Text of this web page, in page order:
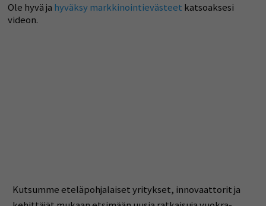
Ole hyvä ja hyväksy markkinointievästeet katsoaksesi
videon.
Kutsumme eteläpohjalaiset yritykset, innovaattorit ja